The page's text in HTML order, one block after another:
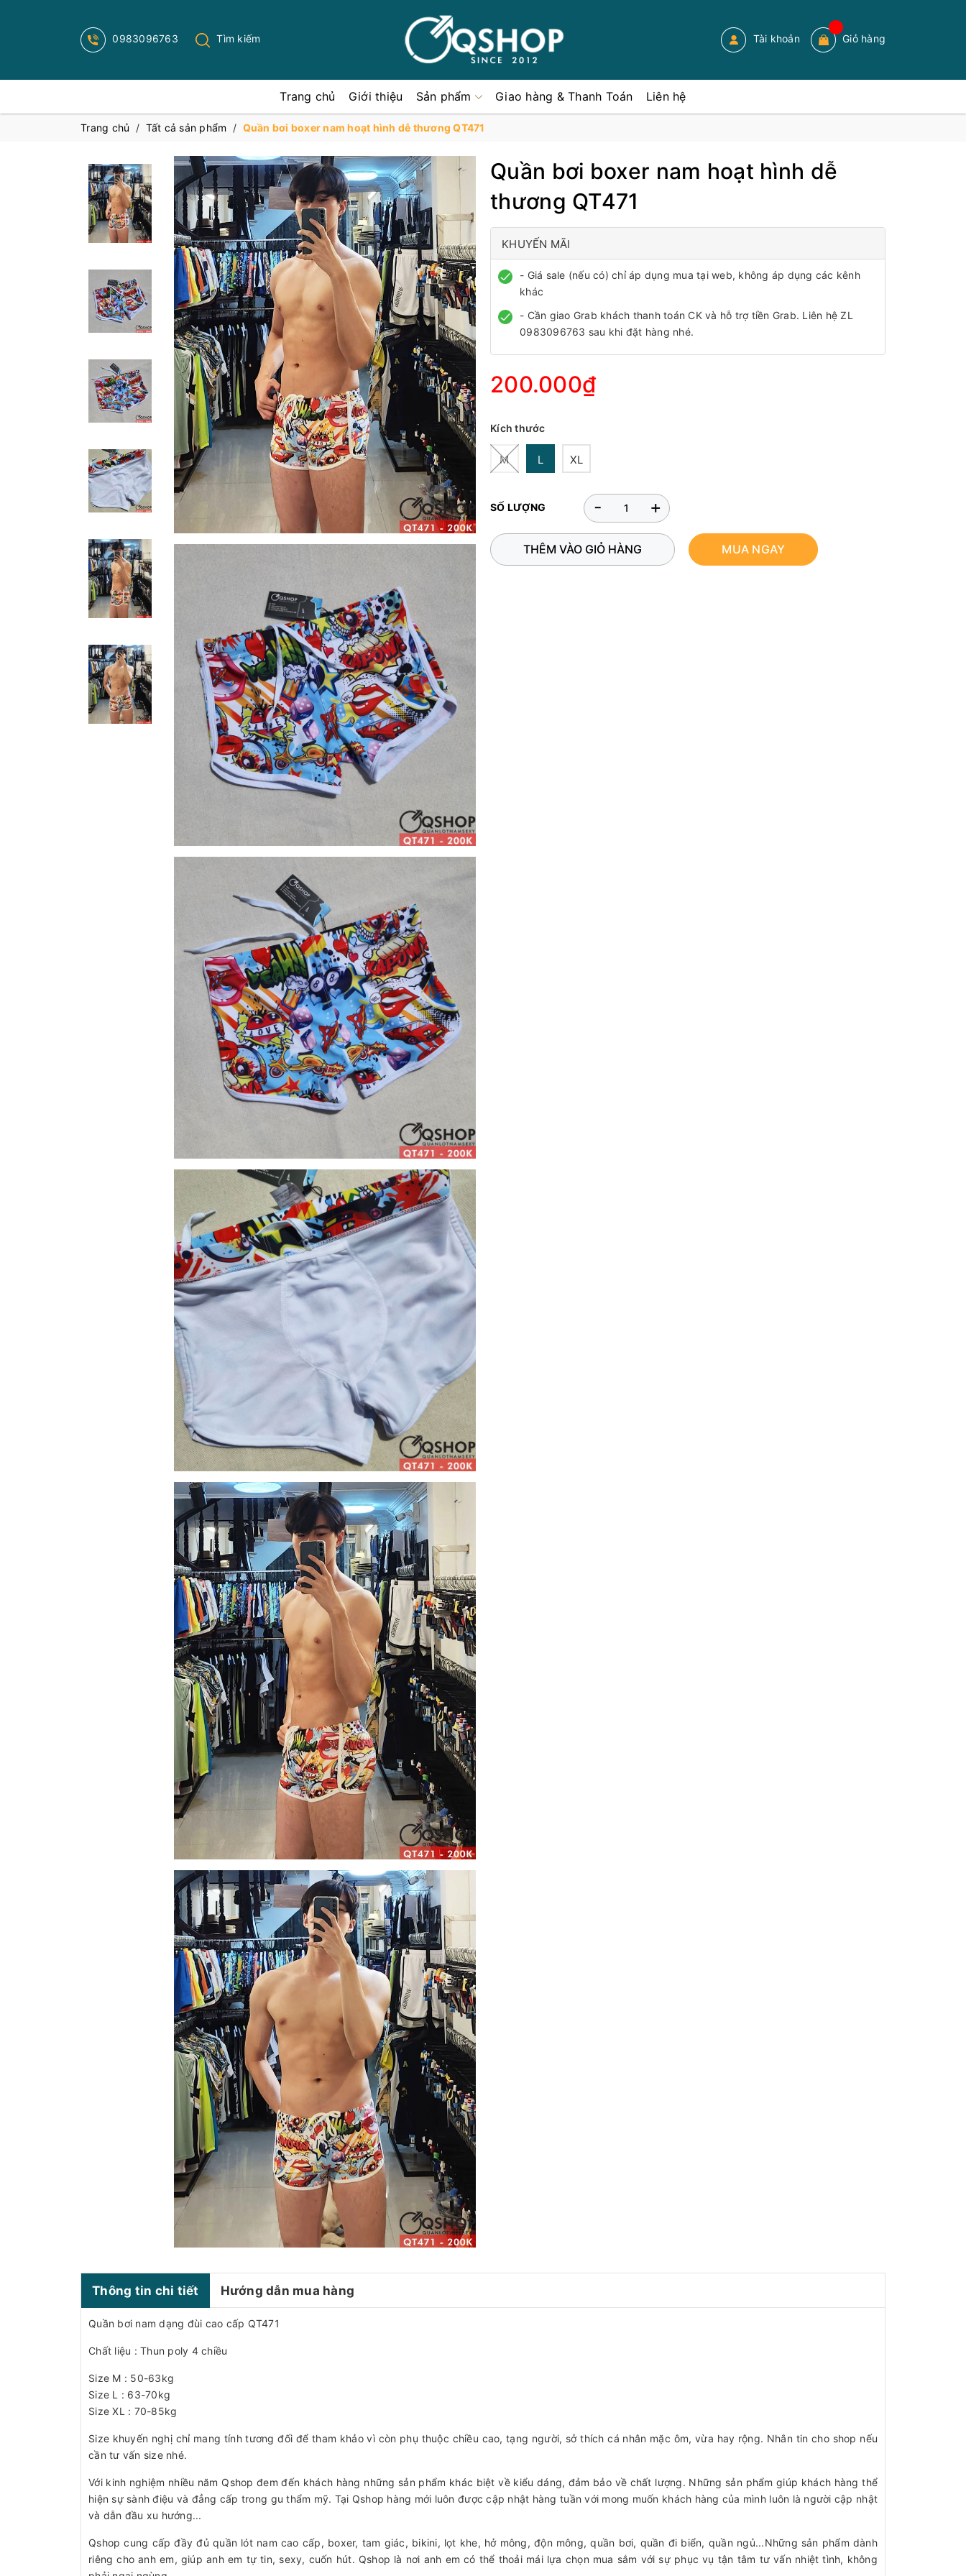
0983096763 Tìm kiếm Tài khoản Giỏ hàng
Trang chủ Giới thiệu Sản phẩm Giao hàng & Thanh Toán Liên hệ
Trang chủ / Tất cả sản phẩm / Quần bơi boxer nam hoạt hình dễ thương QT471
Quần bơi boxer nam hoạt hình dễ
thương QT471
KHUYẾN MÃI
- Giá sale (nếu có) chỉ áp dụng mua tại web, không áp dụng các kênh
khác
- Cần giao Grab khách thanh toán CK và hỗ trợ tiền Grab. Liên hệ ZL
0983096763 sau khi đặt hàng nhé.
200.000₫
Kích thước
M L XL
SỐ LƯỢNG +
-
THÊM VÀO GIỎ HÀNG MUA NGAY
Thông tin chi tiết Hướng dẫn mua hàng
Quần bơi nam dạng đùi cao cấp QT471
Chất liệu : Thun poly 4 chiều
Size M : 50-63kg
Size L : 63-70kg
Size XL : 70-85kg
Size khuyến nghị chỉ mang tính tương đối để tham khảo vì còn phụ thuộc chiều cao, tạng người, sở thích cá nhân mặc ôm, vừa hay rộng. Nhắn tin cho shop nếu
cần tư vấn size nhé.
Với kinh nghiệm nhiều năm Qshop đem đến khách hàng những sản phẩm khác biệt về kiểu dáng, đảm bảo về chất lượng. Những sản phẩm giúp khách hàng thể
hiện sự sành điệu và đẳng cấp trong gu thẩm mỹ. Tại Qshop hàng mới luôn được cập nhật hàng tuần với mong muốn khách hàng của mình luôn là người cập nhật
và dẫn đầu xu hướng...
Qshop cung cấp đầy đủ quần lót nam cao cấp, boxer, tam giác, bikini, lọt khe, hở mông, độn mông, quần bơi, quần đi biển, quần ngủ...Những sản phẩm dành
riêng cho anh em, giúp anh em tự tin, sexy, cuốn hút. Qshop là nơi anh em có thể thoải mái lựa chọn mua sắm với sự phục vụ tận tâm tư vấn nhiệt tình, không